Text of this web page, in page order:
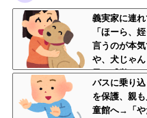
義実家に連
「ほーら、
言うのが本
や、犬じゃ
子」感覚な
を犬の親戚扱
だが
バスに乗り
を保護、親
童館へ→「や